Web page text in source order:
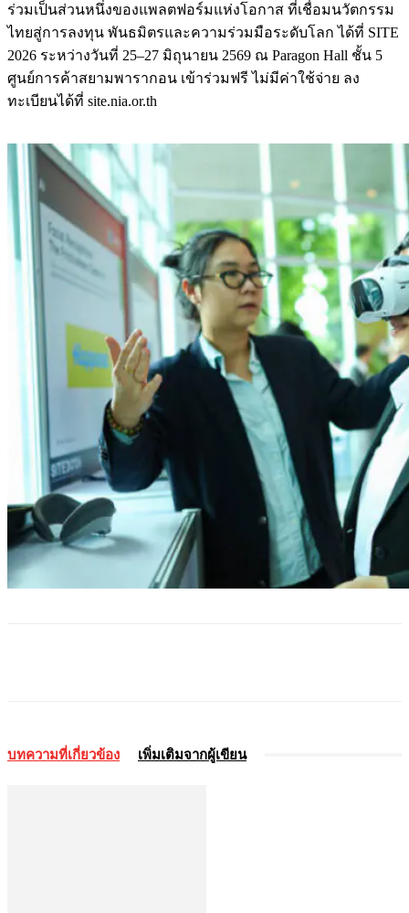
ร่วมเป็นส่วนหนึ่งของแพลตฟอร์มแห่งโอกาส ที่เชื่อมนวัตกรรม
ไทยสู่การลงทุน พันธมิตรและความร่วมมือระดับโลก ได้ที่ SITE
2026 ระหว่างวันที่ 25–27 มิถุนายน 2569 ณ Paragon Hall ชั้น 5
ศูนย์การค้าสยามพารากอน เข้าร่วมฟรี ไม่มีค่าใช้จ่าย ลง
ทะเบียนได้ที่ site.nia.or.th
บทความที่เกี่ยวข้อง เพิ่มเติมจากผู้เขียน